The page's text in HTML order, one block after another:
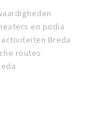
en podia
activiteiten Breda
routes